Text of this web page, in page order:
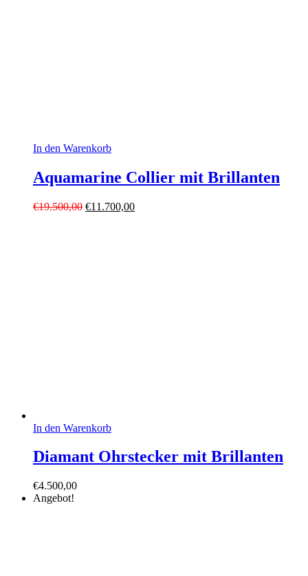
In den Warenkorb
Aquamarine Collier mit Brillanten
€19.500,00 Ursprünglicher
€11.700,00Aktueller
In den Warenkorb
Diamant Ohrstecker mit Brillanten
€4.500,00
Angebot!